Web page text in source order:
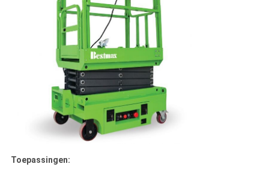
Toepassingen: